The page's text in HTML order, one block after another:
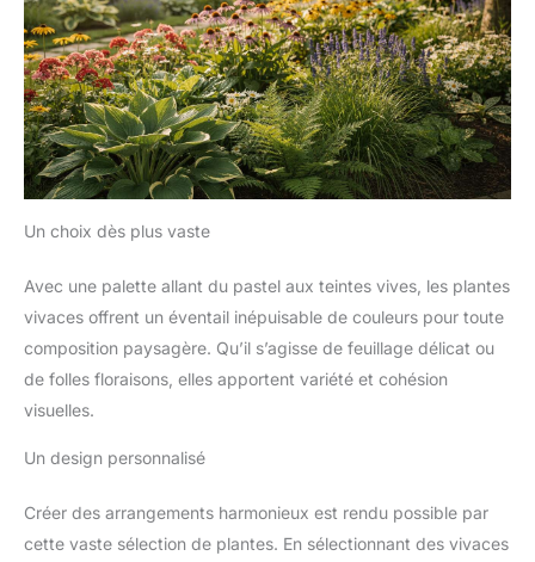
Un choix dès plus vaste
Avec une palette allant du pastel aux teintes vives, les plantes
vivaces offrent un éventail inépuisable de couleurs pour toute
composition paysagère. Qu’il s’agisse de feuillage délicat ou
de folles floraisons, elles apportent variété et cohésion
visuelles.
Un design personnalisé
Créer des arrangements harmonieux est rendu possible par
cette vaste sélection de plantes. En sélectionnant des vivaces